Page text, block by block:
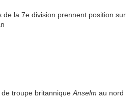
de la 7e division prennent position sur
troupe britannique Anselm au nord